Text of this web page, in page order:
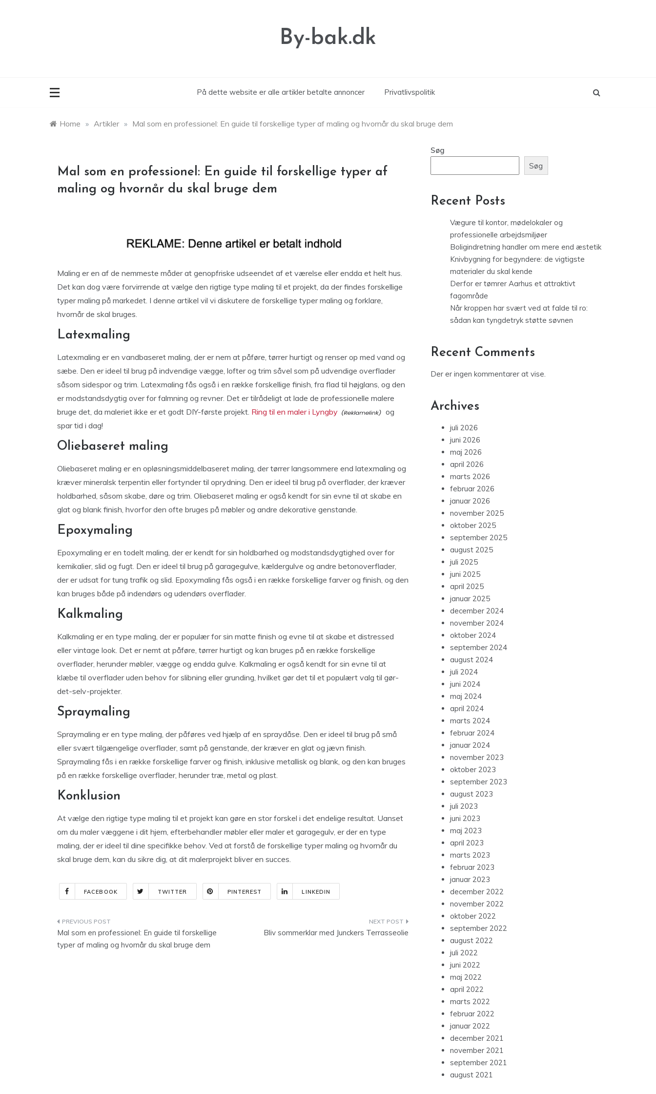
By-bak.dk
På dette website er alle artikler betalte annoncer Privatlivspolitik
Home » Artikler » Mal som en professionel: En guide til forskellige typer af maling og hvornår du skal bruge dem
Mal som en professionel: En guide til forskellige typer af
maling og hvornår du skal bruge dem
Maling er en af ​​de nemmeste måder at genopfriske udseendet af et værelse eller endda et helt hus.
Det kan dog være forvirrende at vælge den rigtige type maling til et projekt, da der findes forskellige
typer maling på markedet. I denne artikel vil vi diskutere de forskellige typer maling og forklare,
hvornår de skal bruges.
Latexmaling
Latexmaling er en vandbaseret maling, der er nem at påføre, tørrer hurtigt og renser op med vand og
sæbe. Den er ideel til brug på indvendige vægge, lofter og trim såvel som på udvendige overflader
såsom sidespor og trim. Latexmaling fås også i en række forskellige finish, fra flad til højglans, og den
er modstandsdygtig over for falmning og revner. Det er tilrådeligt at lade de professionelle malere
bruge det, da maleriet ikke er et godt DIY-første projekt. Ring til en maler i Lyngby
og
spar tid i dag!
Oliebaseret maling
Oliebaseret maling er en opløsningsmiddelbaseret maling, der tørrer langsommere end latexmaling og
kræver mineralsk terpentin eller fortynder til oprydning. Den er ideel til brug på overflader, der kræver
holdbarhed, såsom skabe, døre og trim. Oliebaseret maling er også kendt for sin evne til at skabe en
glat og blank finish, hvorfor den ofte bruges på møbler og andre dekorative genstande.
Epoxymaling
Epoxymaling er en todelt maling, der er kendt for sin holdbarhed og modstandsdygtighed over for
kemikalier, slid og fugt. Den er ideel til brug på garagegulve, kældergulve og andre betonoverflader,
der er udsat for tung trafik og slid. Epoxymaling fås også i en række forskellige farver og finish, og den
kan bruges både på indendørs og udendørs overflader.
Kalkmaling
Kalkmaling er en type maling, der er populær for sin matte finish og evne til at skabe et distressed
eller vintage look. Det er nemt at påføre, tørrer hurtigt og kan bruges på en række forskellige
overflader, herunder møbler, vægge og endda gulve. Kalkmaling er også kendt for sin evne til at
klæbe til overflader uden behov for slibning eller grunding, hvilket gør det til et populært valg til gør-
det-selv-projekter.
Spraymaling
Spraymaling er en type maling, der påføres ved hjælp af en spraydåse. Den er ideel til brug på små
eller svært tilgængelige overflader, samt på genstande, der kræver en glat og jævn finish.
Spraymaling fås i en række forskellige farver og finish, inklusive metallisk og blank, og den kan bruges
på en række forskellige overflader, herunder træ, metal og plast.
Konklusion
At vælge den rigtige type maling til et projekt kan gøre en stor forskel i det endelige resultat. Uanset
om du maler væggene i dit hjem, efterbehandler møbler eller maler et garagegulv, er der en type
maling, der er ideel til dine specifikke behov. Ved at forstå de forskellige typer maling og hvornår du
skal bruge dem, kan du sikre dig, at dit malerprojekt bliver en succes.
FACEBOOK TWITTER PINTEREST LINKEDIN
Indlægsnavigation
Mal som en professionel: En guide til forskellige
typer af maling og hvornår du skal bruge dem
Bliv sommerklar med Junckers Terrasseolie
Søg
Søg
Recent Posts
Vægure til kontor, mødelokaler og
professionelle arbejdsmiljøer
Boligindretning handler om mere end æstetik
Knivbygning for begyndere: de vigtigste
materialer du skal kende
Derfor er tømrer Aarhus et attraktivt
fagområde
Når kroppen har svært ved at falde til ro:
sådan kan tyngdetryk støtte søvnen
Recent Comments
Der er ingen kommentarer at vise.
Archives
juli 2026
juni 2026
maj 2026
april 2026
marts 2026
februar 2026
januar 2026
november 2025
oktober 2025
september 2025
august 2025
juli 2025
juni 2025
april 2025
januar 2025
december 2024
november 2024
oktober 2024
september 2024
august 2024
juli 2024
juni 2024
maj 2024
april 2024
marts 2024
februar 2024
januar 2024
november 2023
oktober 2023
september 2023
august 2023
juli 2023
juni 2023
maj 2023
april 2023
marts 2023
februar 2023
januar 2023
december 2022
november 2022
oktober 2022
september 2022
august 2022
juli 2022
juni 2022
maj 2022
april 2022
marts 2022
februar 2022
januar 2022
december 2021
november 2021
september 2021
august 2021